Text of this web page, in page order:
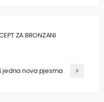
ZA BRONZANI
jedna nova pjesma